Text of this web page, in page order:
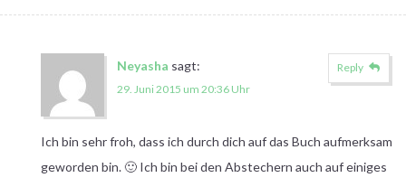
Neyasha sagt:
29. Juni 2015 um 20:36 Uhr
Ich bin sehr froh, dass ich durch dich auf das Buch aufmerksam
geworden bin. 🙂 Ich bin bei den Abstechern auch auf einiges
Reply